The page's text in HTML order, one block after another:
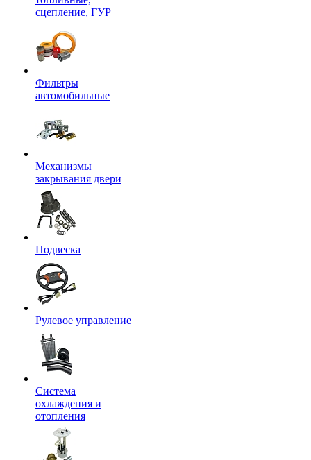
сцепление, ГУР
Фильтры
автомобильные
Механизмы
закрывания двери
Подвеска
Рулевое управление
Система
охлаждения и
отопления